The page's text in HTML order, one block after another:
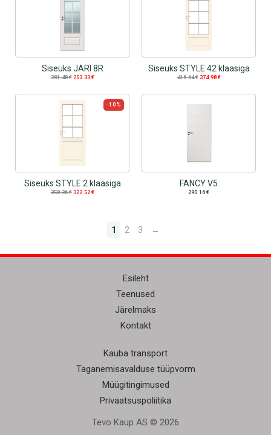
Siseuks JARI 8R
281.48€ 253.33 €
Siseuks STYLE 42 klaasiga
416.64€ 374.98 €
-10%
Siseuks STYLE 2 klaasiga
358.36€ 322.52€
FANCY V5
290.16 €
1 2 3 →
Esileht
Teenused
Järelmaks
Kontakt
Kauba transport
Taganemisavalduse tüüpvorm
Müügitingimused
Privaatsuspoliitika
Tevo Kaup AS © 2026